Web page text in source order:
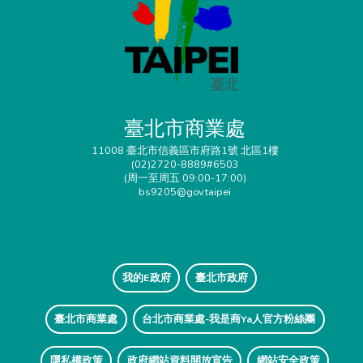
臺北市商業處
11008 臺北市信義區市府路1號 北區1樓
(02)2720-8889#6503
(周一至周五 09:00-17:00)
bs9205@gov.taipei
我的E政府 臺北市政府
臺北市商業處 台北市商業處-我是商Ya人官方粉絲團